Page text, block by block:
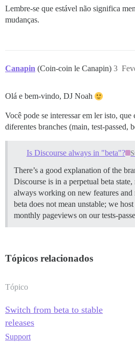
Lembre-se que estável não significa
mudanças.
Canapin (Coin-coin le Canapin) 3
Olá e bem-vindo, DJ Noah
Você pode se interessar em ler isto,
diferentes branches (main, test-passed,
Is Discourse always in "beta"?
There’s a good explanation of the
Discourse is in a perpetual beta
always working on new features and
beta does not mean unstable; we
monthly pageviews on our tests-
Tópicos relacionados
Tópico
Switch from beta to stable
releases
Support